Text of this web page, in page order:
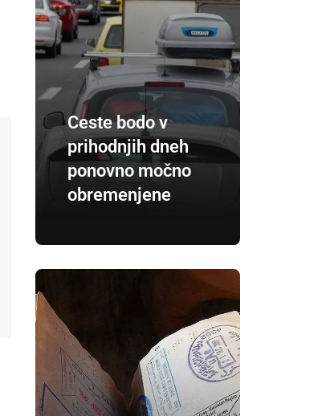
Ceste bodo v
prihodnjih dneh
ponovno močno
obremenjene